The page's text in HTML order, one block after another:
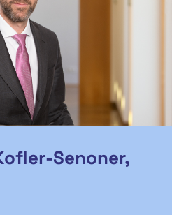
Senoner,